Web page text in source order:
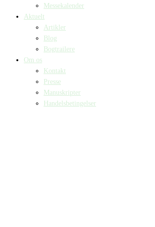
Messekalender
Aktuelt
Artikler
Blog
Bogtrailere
Om os
Kontakt
Presse
Manuskripter
Handelsbetingelser